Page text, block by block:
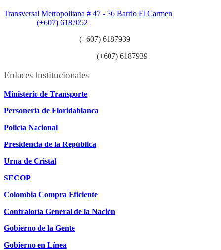
Transversal Metropolitana # 47 - 36 Barrio El Carmen
(+607) 6187052
(+607) 6187939
(+607) 6187939
Enlaces Institucionales
Ministerio de Transporte
Personería de Floridablanca
Policía Nacional
Presidencia de la República
Urna de Cristal
SECOP
Colombia Compra Eficiente
Contraloría General de la Nación
Gobierno de la Gente
Gobierno en Línea